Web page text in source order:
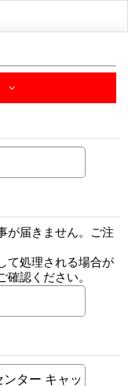
が届きません。ご注
て処理される場合が
認ください。